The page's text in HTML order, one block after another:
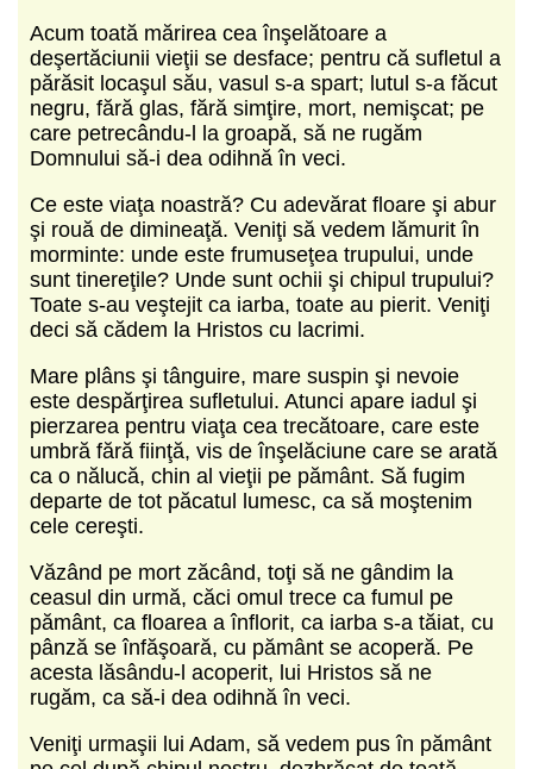
Acum toată mărirea cea înşelătoare a
deşertăciunii vieţii se desface; pentru că sufletul a
părăsit locaşul său, vasul s‑a spart; lutul s‑a făcut
negru, fără glas, fără simţire, mort, nemişcat; pe
care petrecându‑l la groapă, să ne rugăm
Domnului să‑i dea odihnă în veci.
Ce este viaţa noastră? Cu adevărat floare şi abur
şi rouă de dimineaţă. Veniţi să vedem lămurit în
morminte: unde este frumuseţea trupului, unde
sunt tinereţile? Unde sunt ochii şi chipul trupului?
Toate s‑au veştejit ca iarba, toate au pierit. Veniţi
deci să cădem la Hristos cu lacrimi.
Mare plâns şi tânguire, mare suspin şi nevoie
este despărţirea sufletului. Atunci apare iadul şi
pierzarea pentru viaţa cea trecătoare, care este
umbră fără fiinţă, vis de înşelăciune care se arată
ca o nălucă, chin al vieţii pe pământ. Să fugim
departe de tot păcatul lumesc, ca să moştenim
cele cereşti.
Văzând pe mort zăcând, toţi să ne gândim la
ceasul din urmă, căci omul trece ca fumul pe
pământ, ca floarea a înflorit, ca iarba s‑a tăiat, cu
pânză se înfăşoară, cu pământ se acoperă. Pe
acesta lăsându‑l acoperit, lui Hristos să ne
rugăm, ca să‑i dea odihnă în veci.
Veniţi urmaşii lui Adam, să vedem pus în pământ